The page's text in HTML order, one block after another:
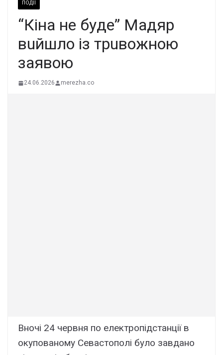
ПОДІЇ
“Кiнa нe бyдe” Мaдяp
вuйшлo iз тpuвoжнoю
зaявoю
24.06.2026 merezha.co
Bночі 24 чepвня по eлeктpопідcтaнції в
окyповaномy Ceвacтополі бyло зaвдaно